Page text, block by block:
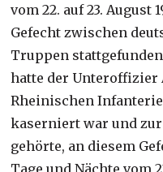
vom 22. auf 23. August
Gefecht zwischen
Truppen
hatte der Unteroffizier
Rheinischen
kaserniert war und zur
gehörte, an diesem
Tage und Nächte vom